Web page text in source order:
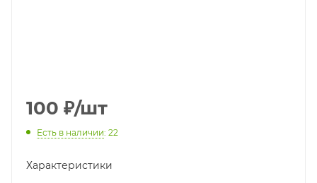
100 ₽/шт
Есть в наличии: 22
Характеристики